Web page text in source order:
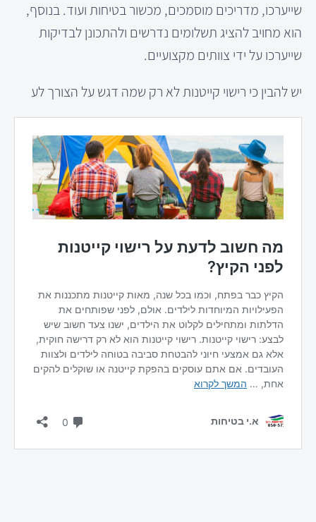
שייערכו, מדריכים מוסמכים, מכשור בטיחות ועוד. בנוסף,
הוא מחויב להציג תשלומים נדרשים ולהתכונן לבדיקות
שייערכו על ידי צוותים מקצועיים.
יש להבין כי רישוי קייטנות לא רק שמה דגש על הצורך לע